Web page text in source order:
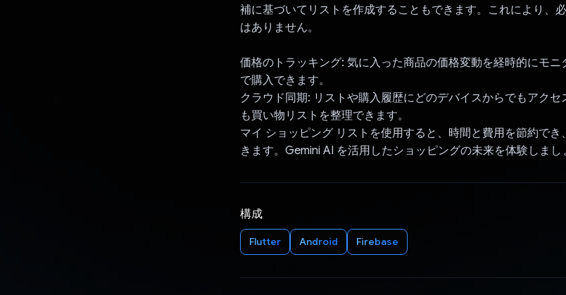
補に基づいてリストを作成することもできます。これにより、
はありません。
価格のトラッキング: 気に入った商品の価格変動を経時的にモ
で購入できます。
クラウド同期: リストや購入履歴にどのデバイスからでもアク
も買い物リストを整理できます。
マイ ショッピング リストを使用すると、時間と費用を節約で
きます。Gemini AI を活用したショッピングの未来を体験しまし
構成
Flutter Android Firebase